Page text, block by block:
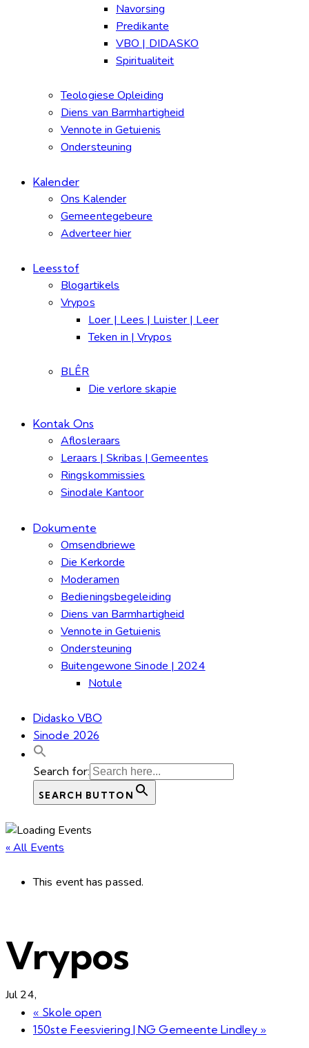
Navorsing
Predikante
VBO | DIDASKO
Spiritualiteit
Teologiese Opleiding
Diens van Barmhartigheid
Vennote in Getuienis
Ondersteuning
Kalender
Ons Kalender
Gemeentegebeure
Adverteer hier
Leesstof
Blogartikels
Vrypos
Loer | Lees | Luister | Leer
Teken in | Vrypos
BLÊR
Die verlore skapie
Kontak Ons
Aflosleraars
Leraars | Skribas | Gemeentes
Ringskommissies
Sinodale Kantoor
Dokumente
Omsendbriewe
Die Kerkorde
Moderamen
Bedieningsbegeleiding
Diens van Barmhartigheid
Vennote in Getuienis
Ondersteuning
Buitengewone Sinode | 2024
Notule
Didasko VBO
Sinode 2026
Search for:
SEARCH BUTTON
« All Events
This event has passed.
Vrypos
Jul 24,
« Skole open
150ste Feesviering | NG Gemeente Lindley »